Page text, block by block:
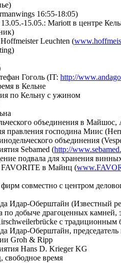
16:55-18:05)
15.05.: Mariott в центре
Leuchten (
Гоголь (IT: http://
в Кельне
по Кельну с ужином
объединения в Майшос,
правления господина Миис
объединения
Sebamed (http://
подвала для хранения
FAVORITE в Майнц (
совместно с центром
Идар-Оберштайн (Известный
по добыче драгоценных камней,
с
Идар-Оберштайн,
Groh & Ripp
Hans D. Krieger KG
время